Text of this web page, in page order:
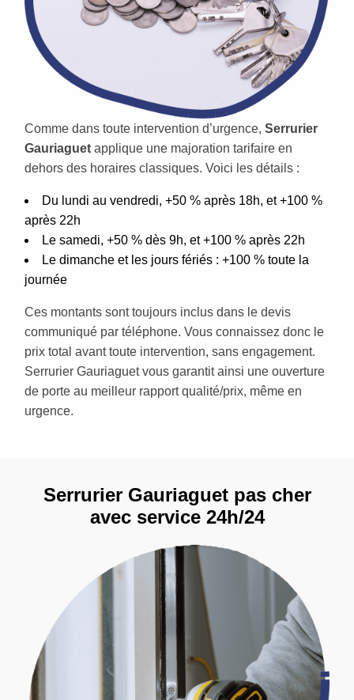
Comme dans toute intervention d’urgence, Serrurier
Gauriaguet applique une majoration tarifaire en
dehors des horaires classiques. Voici les détails :
Du lundi au vendredi, +50 % après 18h, et +100 %
après 22h
Le samedi, +50 % dès 9h, et +100 % après 22h
Le dimanche et les jours fériés : +100 % toute la
journée
Ces montants sont toujours inclus dans le devis
communiqué par téléphone. Vous connaissez donc le
prix total avant toute intervention, sans engagement.
Serrurier Gauriaguet vous garantit ainsi une ouverture
de porte au meilleur rapport qualité/prix, même en
urgence.
Serrurier Gauriaguet pas cher
avec service 24h/24